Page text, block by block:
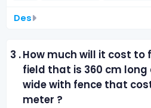
Des
3 .How much will it cost to
field that is 360 cm long
wide with fence that
meter ?